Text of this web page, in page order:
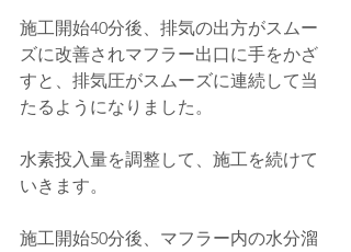
施工開始40分後、排気の出方がスムー
ズに改善されマフラー出口に手をかざ
すと、排気圧がスムーズに連続して当
たるようになりました。
水素投入量を調整して、施工を続けて
いきます。
施工開始50分後、マフラー内の水分溜